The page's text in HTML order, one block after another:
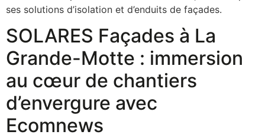
ses solutions d’isolation et d’enduits de façades.
SOLARES Façades à La
Grande-Motte : immersion
au cœur de chantiers
d’envergure avec
Ecomnews